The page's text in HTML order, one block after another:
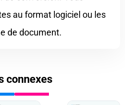
au format logiciel ou les
de document.
connexes